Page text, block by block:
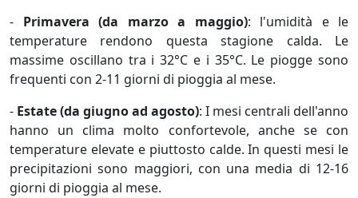
- Primavera (da marzo a maggio): l'umidità e le
temperature rendono questa stagione calda. Le
massime oscillano tra i 32°C e i 35°C. Le piogge sono
frequenti con 2-11 giorni di pioggia al mese.
- Estate (da giugno ad agosto): I mesi centrali dell'anno
hanno un clima molto confortevole, anche se con
temperature elevate e piuttosto calde. In questi mesi le
precipitazioni sono maggiori, con una media di 12-16
giorni di pioggia al mese.